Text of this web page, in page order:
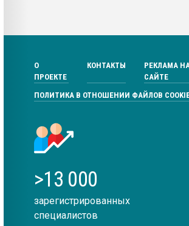
О
ПРОЕКТЕ
КОНТАКТЫ
РЕКЛАМА
САЙТЕ
ПОЛИТИКА В ОТНОШЕНИИ ФАЙЛОВ
>13 000
зарегистрированных
специалистов